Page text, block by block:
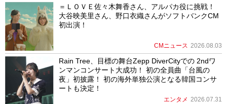
＝ＬＯＶＥ佐々木舞香さん、アルパカ役に挑戦！
大谷映美里さん、野口衣織さんがソフトバンクCM
初出演！
CMニュース 2026.08.03
Rain Tree、目標の舞台Zepp DiverCityでの 2ndワ
ンマンコンサート大成功！ 初の全員曲「台風の
夜」初披露！ 初の海外単独公演となる韓国コンサ
ートも決定！
エンタメ 2026.07.31